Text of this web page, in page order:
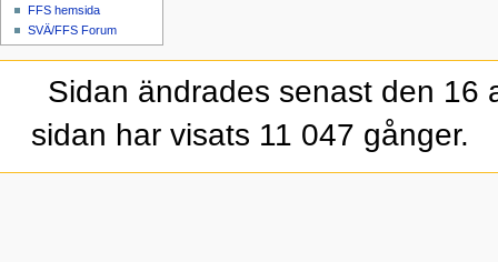
FFS hemsida
SVÄ/FFS Forum
Sidan ändrades senast den 16
sidan har visats 11 047 gånger.